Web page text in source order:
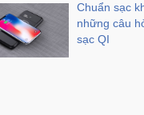
Chuẩn sạc
những câu
sạc QI